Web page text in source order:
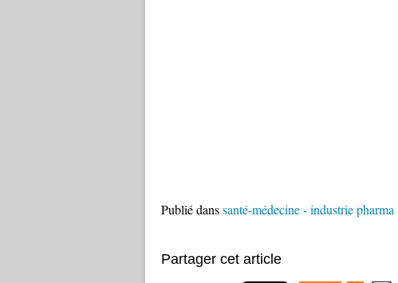
Publié danssanté-médecine - industrie pharma
Partager cet article